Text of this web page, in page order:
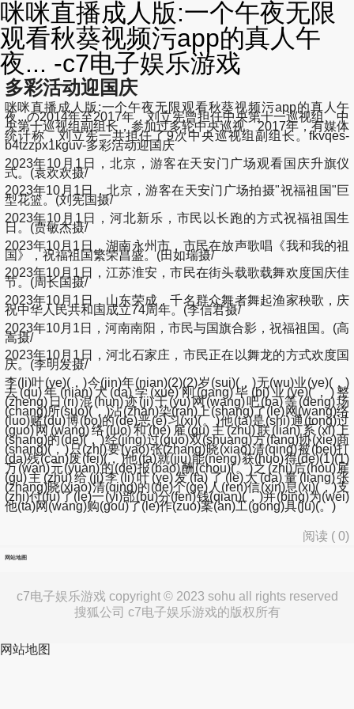
咪咪直播成人版:一个午夜无限
观看秋葵视频污app的真人午
夜... -c7电子娱乐游戏
多彩活动迎国庆
咪咪直播成人版:一个午夜无限观看秋葵视频污app的真人午
夜...の2014年至2017年，刘立宪曾担任中央第十一巡视组、中
央第十巡视组副组长，参加过多轮中央巡视。2017年，有媒体
统计称，刘立宪一共担任了9次中央巡视组副组长。fkvqes-
b4tzzpx1kguv-多彩活动迎国庆
2023年10月1日，北京，游客在天安门广场观看国庆升旗仪
式。(袁欢欢摄/
2023年10月1日，北京，游客在天安门广场拍摄"祝福祖国"巨
型花篮。(刘宪国摄/
2023年10月1日，河北新乐，市民以长跑的方式祝福祖国生
日。(贾敏杰摄/
2023年10月1日，湖南永州市，市民在放声歌唱《我和我的祖
国》，祝福祖国繁荣昌盛。(田如瑞摄/
2023年10月1日，江苏淮安，市民在街头载歌载舞欢度国庆佳
节。(周长国摄/
2023年10月1日，山东荣成，千名群众舞者舞起渔家秧歌，庆
祝中华人民共和国成立74周年。(李信君摄/
2023年10月1日，河南南阳，市民与国旗合影，祝福祖国。(高
嵩摄/
2023年10月1日，河北石家庄，市民正在以舞龙的方式欢度国
庆。(李明发摄/
李(li)叶(ye)(，)今(jin)年(nian)(2)(2)岁(sui)(，)无(wu)业(ye)(，)
去(qu)年(nian)大(da)学(xue)刚(gang)毕(bi)业(ye)(，)整
(zheng)日(ri)混(hun)迹(ji)于(yu)网(wang)吧(ba)等(deng)场
(chang)所(suo)(，)沾(zhan)染(ran)上(shang)了(le)网(wang)络
(luo)赌(du)博(bo)的(de)恶(e)习(xi)(。)他(ta)是(shi)通(tong)过
(guo)网(wang)络(luo)和(he)雇(gu)主(zhu)联(lian)系(xi)上
(shang)的(de)(，)经(jing)过(guo)双(shuang)方(fang)协(xie)商
(shang)(，)只(zhi)要(yao)张(zhang)晓(xiao)清(qing)被(bei)打
(da)残(can)废(fei)(，)他(ta)就(jiu)能(neng)获(huo)得(de)(1)(1)
万(wan)元(yuan)的(de)报(bao)酬(chou)(。)之(zhi)后(hou)雇
(gu)主(zhu)给(ji)李(li)叶(ye)发(fa)了(le)大(da)量(liang)张
(zhang)晓(xiao)清(qing)的(de)个(ge)人(ren)信(xin)息(xi)(，)支
(zhi)付(fu)了(le)一(yi)部(bu)分(fen)钱(qian)(，)并(bing)为(wei)
他(ta)网(wang)购(gou)了(le)作(zuo)案(an)工(gong)具(ju)(。)
阅读 (0)
网站地图
c7电子娱乐游戏 copyright © 2023 sohu all rights reserved
搜狐公司 c7电子娱乐游戏的版权所有
网站地图